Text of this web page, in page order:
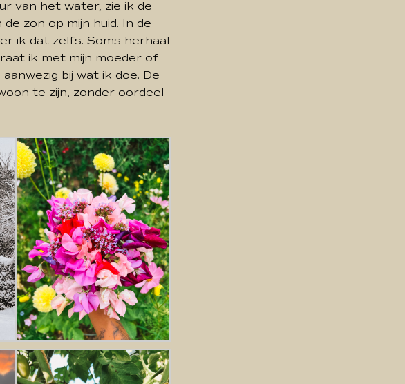
van het water, zie ik de
zon op mijn huid. In de
ik dat zelfs. Soms herhaal
ik met mijn moeder of
bij wat ik doe. De
te zijn, zonder oordeel